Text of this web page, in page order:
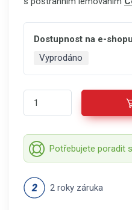
Dostupnost na e-shopu
Vyprodáno
Potřebujete poradit
2 roky záruka